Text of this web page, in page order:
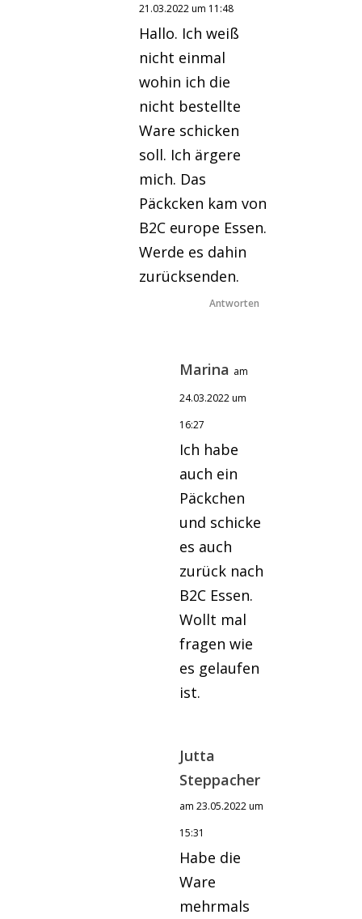
21.03.2022 um 11:48
Hallo. Ich weiß
nicht einmal
wohin ich die
nicht bestellte
Ware schicken
soll. Ich ärgere
mich. Das
Päckcken kam von
B2C europe Essen.
Werde es dahin
zurücksenden.
Antworten
Marina am
24.03.2022 um
16:27
Ich habe
auch ein
Päckchen
und schicke
es auch
zurück nach
B2C Essen.
Wollt mal
fragen wie
es gelaufen
ist.
Jutta
Steppacher
am 23.05.2022 um
15:31
Habe die
Ware
mehrmals